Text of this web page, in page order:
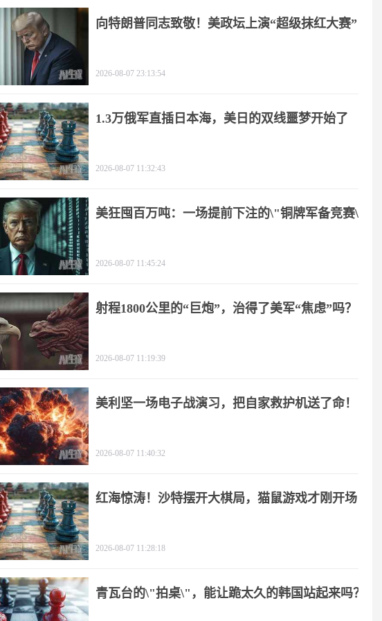
向特朗普同志致敬！美政坛上演“超级抹红大赛”
2026-08-07 23:13:54
1.3万俄军直插日本海，美日的双线噩梦开始了
2026-08-07 11:32:43
美狂囤百万吨：一场提前下注的\"铜牌军备竞赛\"
2026-08-07 11:45:24
射程1800公里的“巨炮”，治得了美军“焦虑”吗？
2026-08-07 11:19:39
美利坚一场电子战演习，把自家救护机送了命！
2026-08-07 11:40:32
红海惊涛！沙特摆开大棋局，猫鼠游戏才刚开场
2026-08-07 11:28:18
青瓦台的\"拍桌\"，能让跪太久的韩国站起来吗？